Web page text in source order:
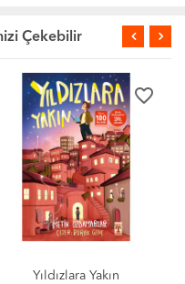
Çekebilir
favorite_border
Yıldızlara Yakın